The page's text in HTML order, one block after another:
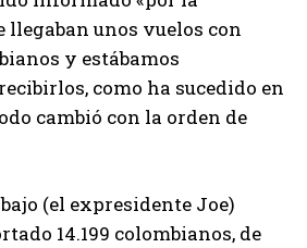
llegaban unos vuelos con
y estábamos
como ha sucedido en
cambió con la orden de
(el expresidente Joe)
14.199 colombianos, de